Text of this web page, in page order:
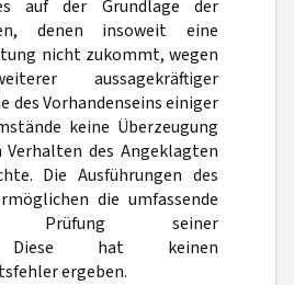
auf der Grundlage der
denen insoweit eine
nicht zukommt, wegen
aussagekräftiger
des Vorhandenseins einiger
keine Überzeugung
des Angeklagten
Die Ausführungen des
die umfassende
Prüfung seiner
Diese hat keinen
ergeben.